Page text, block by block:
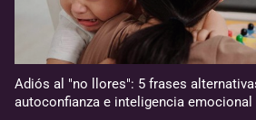
Adiós al "no llores": 5 frases
autoconfianza e inteligencia emocional